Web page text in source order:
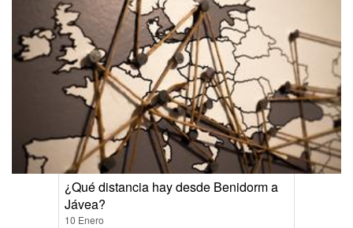
¿Qué distancia hay desde Benidorm a
Jávea?
10 Enero